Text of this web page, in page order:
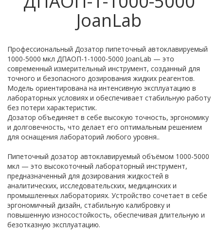
JoanLab
Профессиональный Дозатор пипеточный автоклавируемый
1000-5000 мкл ДПАОП-1-1000-5000 JoanLab — это
современный измерительный инструмент, созданный для
точного и безопасного дозирования жидких реагентов.
Модель ориентирована на интенсивную эксплуатацию в
лабораторных условиях и обеспечивает стабильную работу
без потери характеристик.
Дозатор объединяет в себе высокую точность, эргономику
и долговечность, что делает его оптимальным решением
для оснащения лабораторий любого уровня..
Пипеточный дозатор автоклавируемый объёмом 1000-5000
мкл — это высокоточный лабораторный инструмент,
предназначенный для дозирования жидкостей в
аналитических, исследовательских, медицинских и
промышленных лабораториях. Устройство сочетает в себе
эргономичный дизайн, стабильную калибровку и
повышенную износостойкость, обеспечивая длительную и
безотказную эксплуатацию.